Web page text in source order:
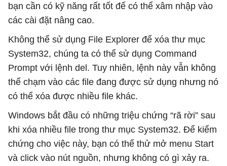
bạn cần có kỹ năng rất tốt để có thể xâm nhập vào
các cài đặt nâng cao.
Không thể sử dụng File Explorer để xóa thư mục
System32, chúng ta có thể sử dụng Command
Prompt với lệnh del. Tuy nhiên, lệnh này vẫn không
thể chạm vào các file đang được sử dụng nhưng nó
có thể xóa được nhiều file khác.
Windows bắt đầu có những triệu chứng “rã rời” sau
khi xóa nhiều file trong thư mục System32. Để kiểm
chứng cho việc này, bạn có thể thử mở menu Start
và click vào nút nguồn, nhưng không có gì xảy ra.